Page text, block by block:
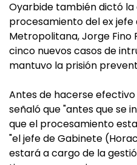
Oyarbide también dictó
procesamiento del ex jefe
Metropolitana, Jorge Fino
cinco nuevos casos de
mantuvo la prisión
Antes de hacerse
señaló que "antes que se
que el procesamiento
"el jefe de Gabinete
estará a cargo de la